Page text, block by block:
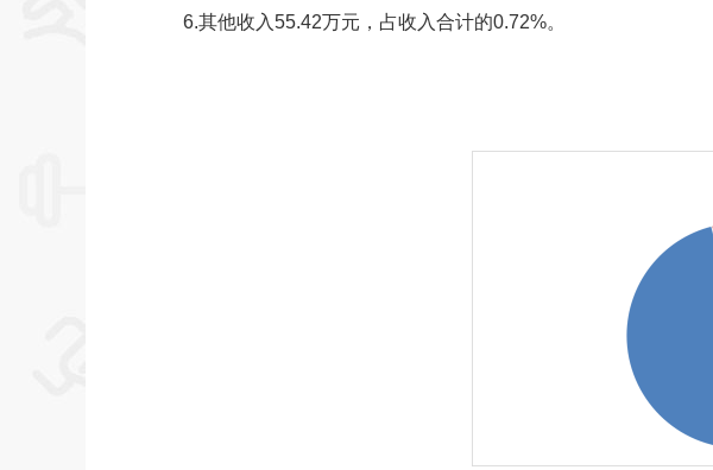
6.其他收入55.42万元，占收入合计的0.72%。